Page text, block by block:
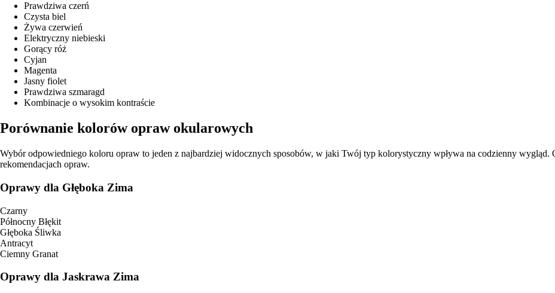
Prawdziwa czerń
Czysta biel
Żywa czerwień
Elektryczny niebieski
Gorący róż
Cyjan
Magenta
Jasny fiolet
Prawdziwa szmaragd
Kombinacje o wysokim kontraście
Porównanie kolorów opraw okularowych
Wybór odpowiedniego koloru opraw to jeden z najbardziej widocznych sposobów, w jaki Twój typ kolorystyczny wpływa na codzienny wygląd.
rekomendacjach opraw.
Oprawy dla Głęboka Zima
Czarny
Północny Błękit
Głęboka Śliwka
Antracyt
Ciemny Granat
Oprawy dla Jaskrawa Zima